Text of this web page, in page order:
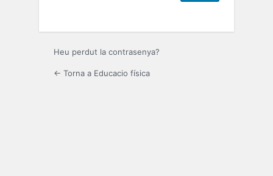
Heu perdut la contrasenya?
← Torna a Educacio física